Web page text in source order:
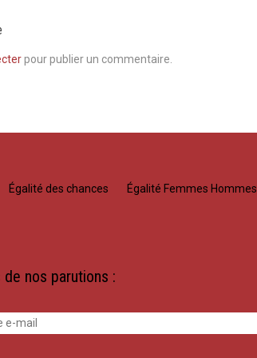
pour publier un commentaire.
Égalité des chances Égalité Femmes Hommes
nos parutions :